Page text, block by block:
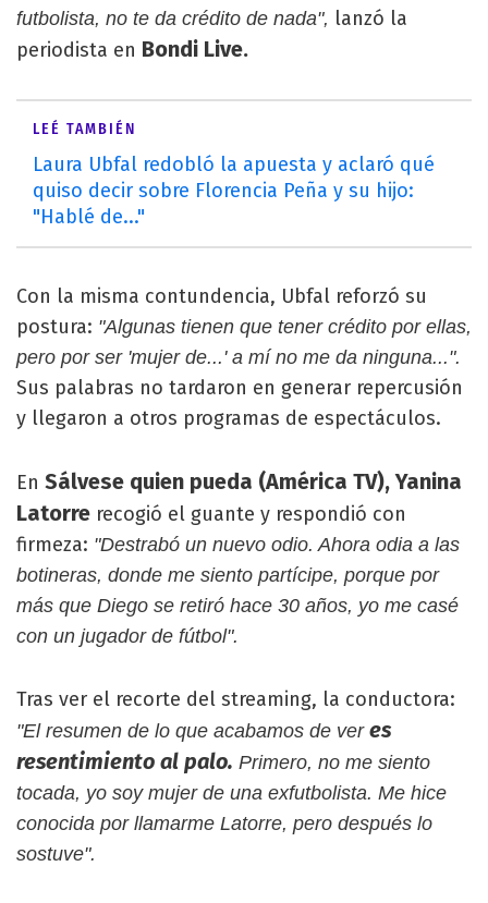
futbolista, no te da crédito de nada", lanzó la
periodista en Bondi Live.
LEÉ TAMBIÉN
Laura Ubfal redobló la apuesta y aclaró qué
quiso decir sobre Florencia Peña y su hijo:
"Hablé de..."
Con la misma contundencia, Ubfal reforzó su
postura: "Algunas tienen que tener crédito por ellas,
pero por ser 'mujer de...' a mí no me da ninguna...".
Sus palabras no tardaron en generar repercusión
y llegaron a otros programas de espectáculos.
En Sálvese quien pueda (América TV), Yanina
Latorre recogió el guante y respondió con
firmeza: "Destrabó un nuevo odio. Ahora odia a las
botineras, donde me siento partícipe, porque por
más que Diego se retiró hace 30 años, yo me casé
con un jugador de fútbol".
Tras ver el recorte del streaming, la conductora:
"El resumen de lo que acabamos de ver es
resentimiento al palo. Primero, no me siento
tocada, yo soy mujer de una exfutbolista. Me hice
conocida por llamarme Latorre, pero después lo
sostuve".